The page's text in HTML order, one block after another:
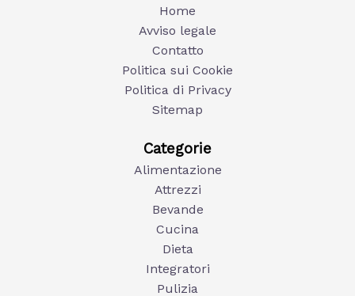
Home
Avviso legale
Contatto
Politica sui Cookie
Politica di Privacy
Sitemap
Categorie
Alimentazione
Attrezzi
Bevande
Cucina
Dieta
Integratori
Pulizia